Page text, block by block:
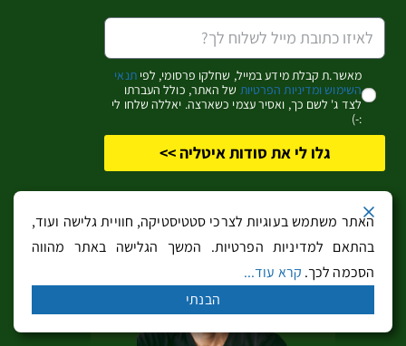
שמור בדפדפן זה את השם, האימייל והאתר שלי לפעם הבאה
שאגיב.
האתר משתמש בעוגיות לצרכי סטטיסטיקה, חוויית גלישה ועוד,
בהתאם למדיניות הפרטיות. המשך הגלישה באתר מהווה
הסכמה לכך. קרא עוד...
הבנתי
מאשר.ת קבלת מידע במייל, שחלקו פרסומי, לפיתנאי
השימוש ומדיניות הפרטיות של האתר, כולל העברתו
לצד ג' לשם כך, ואסיר עצמי כשארצה. יאללה שלחו לי
:-)
גלו לי את סודות איטליה >>